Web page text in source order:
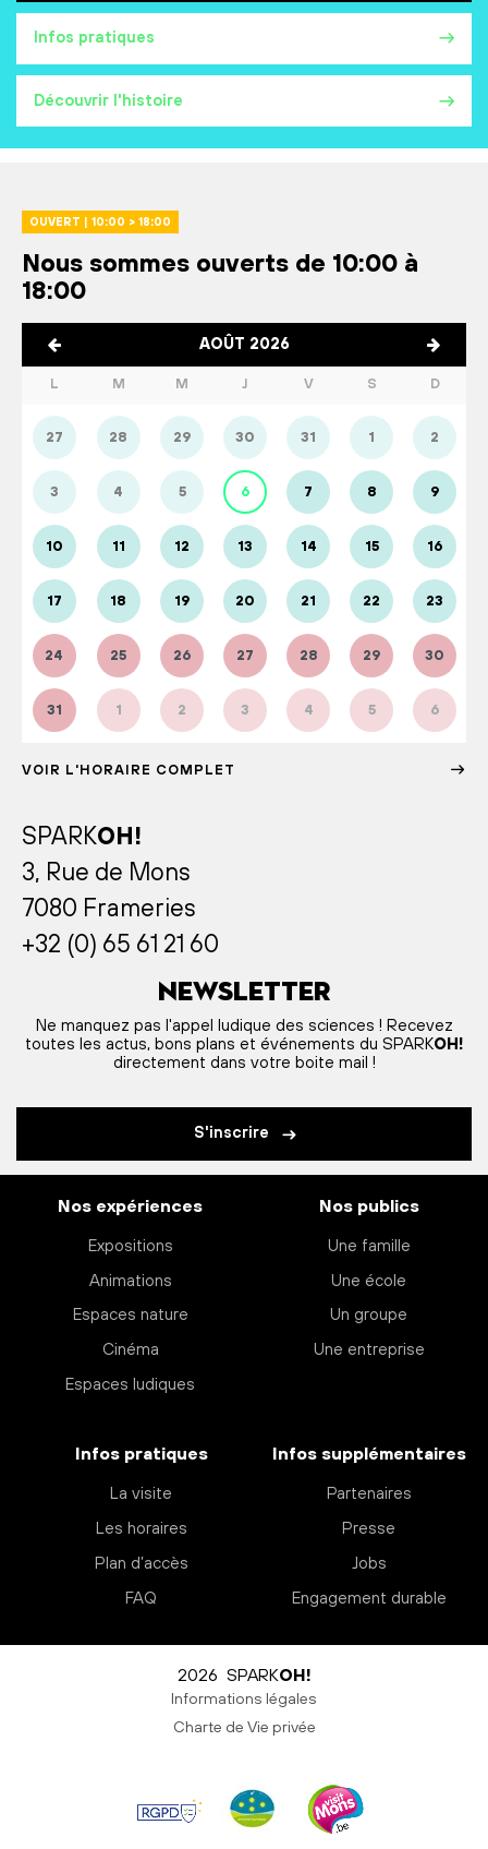
Infos pratiques
Découvrir l'histoire
OUVERT | 10:00 > 18:00
Nous sommes ouverts de 10:00 à
18:00
AOÛT 2026
L M M J V S D
27 28 29 30 31 1 2
3 4 5 6 7 8 9
10 11 12 13 14 15 16
17 18 19 20 21 22 23
24 25 26 27 28 29 30
31 1 2 3 4 5 6
VOIR L'HORAIRE COMPLET
SPARKOH!
3, Rue de Mons
7080 Frameries
+32 (0) 65 61 21 60
Newsletter
Ne manquez pas l'appel ludique des sciences ! Recevez
toutes les actus, bons plans et événements du SPARKOH!
directement dans votre boite mail !
S'inscrire
Nos expériences
Expositions
Animations
Espaces nature
Cinéma
Espaces ludiques
Nos publics
Une famille
Une école
Un groupe
Une entreprise
Infos pratiques
La visite
Les horaires
Plan d’accès
FAQ
Infos supplémentaires
Partenaires
Presse
Jobs
Engagement durable
2026 SPARKOH!
Informations légales
Charte de Vie privée